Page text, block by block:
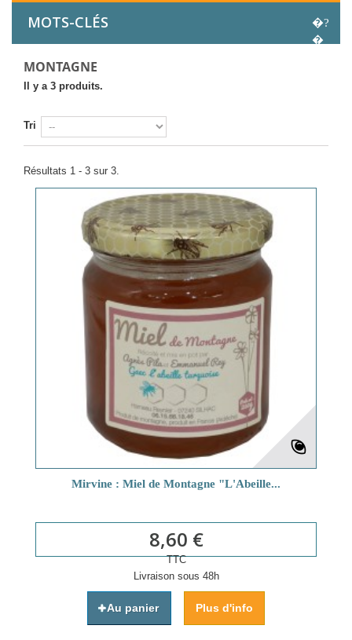
MOTS-CLÉS
MONTAGNE
Il y a 3 produits.
Tri
Résultats 1 - 3 sur 3.
Mirvine : Miel de Montagne "L'Abeille...
8,60 €
TTC
Livraison sous 48h
Au panier Plus d'info